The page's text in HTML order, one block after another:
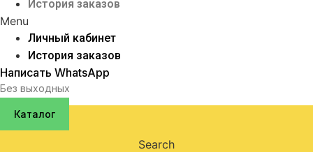
История заказов
Menu
Личный кабинет
История заказов
Написать WhatsApp
Без выходных
Каталог
Search